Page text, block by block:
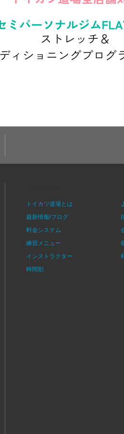
トイカツ道場とは
最新情報/ブログ
料金システム
練習メニュー
インストラクター
時間割